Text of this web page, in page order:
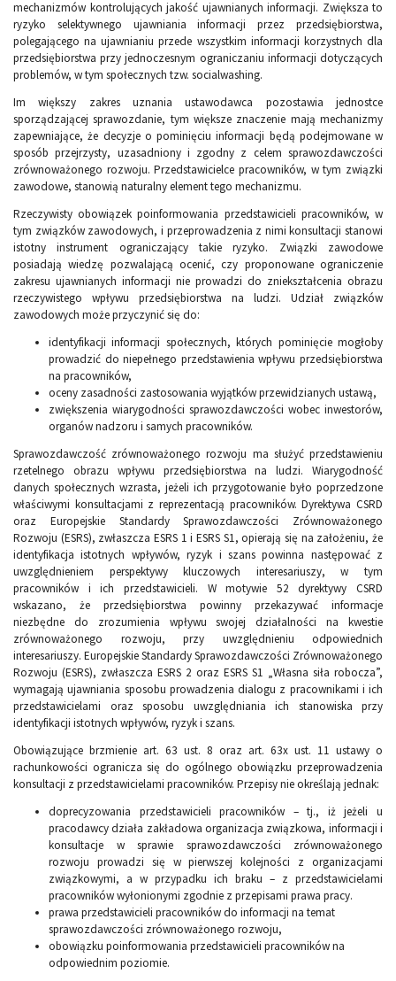
mechanizmów kontrolujących jakość ujawnianych informacji. Zwiększa to
ryzyko selektywnego ujawniania informacji przez przedsiębiorstwa,
polegającego na ujawnianiu przede wszystkim informacji korzystnych dla
przedsiębiorstwa przy jednoczesnym ograniczaniu informacji dotyczących
problemów, w tym społecznych tzw. socialwashing.
Im większy zakres uznania ustawodawca pozostawia jednostce
sporządzającej sprawozdanie, tym większe znaczenie mają mechanizmy
zapewniające, że decyzje o pominięciu informacji będą podejmowane w
sposób przejrzysty, uzasadniony i zgodny z celem sprawozdawczości
zrównoważonego rozwoju. Przedstawicielce pracowników, w tym związki
zawodowe, stanowią naturalny element tego mechanizmu.
Rzeczywisty obowiązek poinformowania przedstawicieli pracowników, w
tym związków zawodowych, i przeprowadzenia z nimi konsultacji stanowi
istotny instrument ograniczający takie ryzyko. Związki zawodowe
posiadają wiedzę pozwalającą ocenić, czy proponowane ograniczenie
zakresu ujawnianych informacji nie prowadzi do zniekształcenia obrazu
rzeczywistego wpływu przedsiębiorstwa na ludzi. Udział związków
zawodowych może przyczynić się do:
identyfikacji informacji społecznych, których pominięcie mogłoby
prowadzić do niepełnego przedstawienia wpływu przedsiębiorstwa
na pracowników,
oceny zasadności zastosowania wyjątków przewidzianych ustawą,
zwiększenia wiarygodności sprawozdawczości wobec inwestorów,
organów nadzoru i samych pracowników.
Sprawozdawczość zrównoważonego rozwoju ma służyć przedstawieniu
rzetelnego obrazu wpływu przedsiębiorstwa na ludzi. Wiarygodność
danych społecznych wzrasta, jeżeli ich przygotowanie było poprzedzone
właściwymi konsultacjami z reprezentacją pracowników. Dyrektywa CSRD
oraz Europejskie Standardy Sprawozdawczości Zrównoważonego
Rozwoju (ESRS), zwłaszcza ESRS 1 i ESRS S1, opierają się na założeniu, że
identyfikacja istotnych wpływów, ryzyk i szans powinna następować z
uwzględnieniem perspektywy kluczowych interesariuszy, w tym
pracowników i ich przedstawicieli. W motywie 52 dyrektywy CSRD
wskazano, że przedsiębiorstwa powinny przekazywać informacje
niezbędne do zrozumienia wpływu swojej działalności na kwestie
zrównoważonego rozwoju, przy uwzględnieniu odpowiednich
interesariuszy. Europejskie Standardy Sprawozdawczości Zrównoważonego
Rozwoju (ESRS), zwłaszcza ESRS 2 oraz ESRS S1 „Własna siła robocza”,
wymagają ujawniania sposobu prowadzenia dialogu z pracownikami i ich
przedstawicielami oraz sposobu uwzględniania ich stanowiska przy
identyfikacji istotnych wpływów, ryzyk i szans.
Obowiązujące brzmienie art. 63 ust. 8 oraz art. 63x ust. 11 ustawy o
rachunkowości ogranicza się do ogólnego obowiązku przeprowadzenia
konsultacji z przedstawicielami pracowników. Przepisy nie określają jednak:
doprecyzowania przedstawicieli pracowników – tj., iż jeżeli u
pracodawcy działa zakładowa organizacja związkowa, informacji i
konsultacje w sprawie sprawozdawczości zrównoważonego
rozwoju prowadzi się w pierwszej kolejności z organizacjami
związkowymi, a w przypadku ich braku – z przedstawicielami
pracowników wyłonionymi zgodnie z przepisami prawa pracy.
prawa przedstawicieli pracowników do informacji na temat
sprawozdawczości zrównoważonego rozwoju,
obowiązku poinformowania przedstawicieli pracowników na
odpowiednim poziomie.